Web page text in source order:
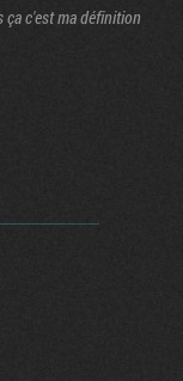
ça c'est ma définition